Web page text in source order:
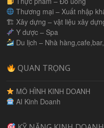
Thương mại – Xuất nhập
🏗 Xây dựng – vật liệu xây
Y dược – Spa
Du lịch – Nhà
QUAN TRỌNG
MÔ HÌNH KINH DOANH
AI Kinh Doanh